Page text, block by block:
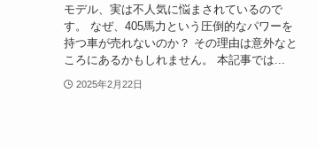
モデル、実は不人気に悩まされているので
す。 なぜ、405馬力という圧倒的なパワーを
持つ車が売れないのか？ その理由は意外なと
ころにあるかもしれません。 本記事では...
2025年2月22日